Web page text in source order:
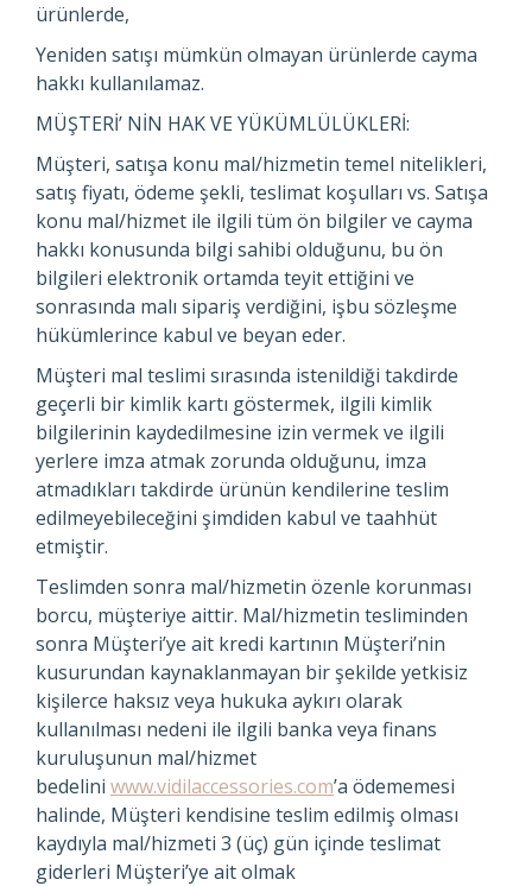
ürünlerde,
Yeniden satışı mümkün olmayan ürünlerde cayma
hakkı kullanılamaz.
MÜŞTERİ’ NİN HAK VE YÜKÜMLÜLÜKLERİ:
Müşteri, satışa konu mal/hizmetin temel nitelikleri,
satış fiyatı, ödeme şekli, teslimat koşulları vs. Satışa
konu mal/hizmet ile ilgili tüm ön bilgiler ve cayma
hakkı konusunda bilgi sahibi olduğunu, bu ön
bilgileri elektronik ortamda teyit ettiğini ve
sonrasında malı sipariş verdiğini, işbu sözleşme
hükümlerince kabul ve beyan eder.
Müşteri mal teslimi sırasında istenildiği takdirde
geçerli bir kimlik kartı göstermek, ilgili kimlik
bilgilerinin kaydedilmesine izin vermek ve ilgili
yerlere imza atmak zorunda olduğunu, imza
atmadıkları takdirde ürünün kendilerine teslim
edilmeyebileceğini şimdiden kabul ve taahhüt
etmiştir.
Teslimden sonra mal/hizmetin özenle korunması
borcu, müşteriye aittir. Mal/hizmetin tesliminden
sonra Müşteri’ye ait kredi kartının Müşteri’nin
kusurundan kaynaklanmayan bir şekilde yetkisiz
kişilerce haksız veya hukuka aykırı olarak
kullanılması nedeni ile ilgili banka veya finans
kuruluşunun mal/hizmet
bedelini www.vidilaccessories.com’a ödememesi
halinde, Müşteri kendisine teslim edilmiş olması
kaydıyla mal/hizmeti 3 (üç) gün içinde teslimat
giderleri Müşteri’ye ait olmak